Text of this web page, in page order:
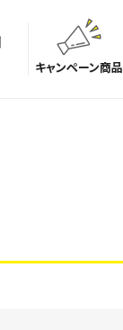
キャンペーン商品